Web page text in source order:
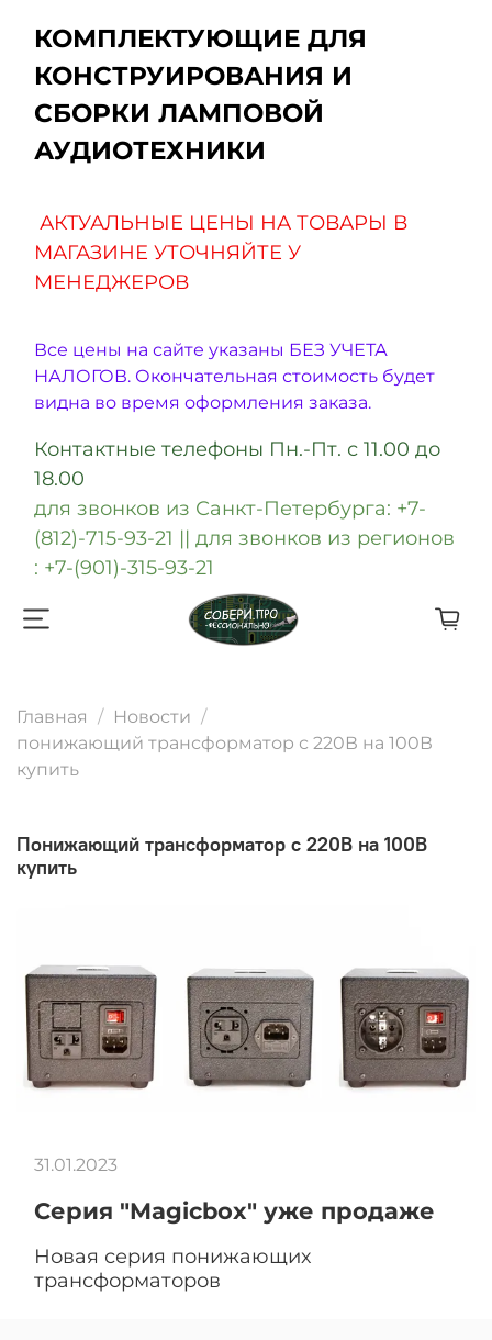
КОМПЛЕКТУЮЩИЕ ДЛЯ
КОНСТРУИРОВАНИЯ И
СБОРКИ ЛАМПОВОЙ
АУДИОТЕХНИКИ
АКТУАЛЬНЫЕ ЦЕНЫ НА ТОВАРЫ В
МАГАЗИНЕ УТОЧНЯЙТЕ У
МЕНЕДЖЕРОВ
Все цены на сайте указаны БЕЗ УЧЕТА
НАЛОГОВ. Окончательная стоимость будет
видна во время оформления заказа.
Контактные телефоны Пн.-Пт. с 11.00 до
18.00
для звонков из Санкт-Петербурга: +7-
(812)-715-93-21 || для звонков из регионов
: +7-(901)-315-93-21
Главная
Новости
понижающий трансформатор с 220В на 100В
купить
понижающий трансформатор с 220В на 100В
купить
Серия "Magicbox" уже продаже
Новая серия понижающих
трансформаторов
31.01.2023